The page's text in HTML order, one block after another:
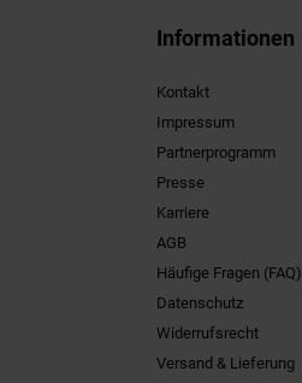
Informationen
Kontakt
Impressum
Partnerprogramm
Presse
Karriere
AGB
Häufige Fragen (FAQ)
Datenschutz
Widerrufsrecht
Versand & Lieferung